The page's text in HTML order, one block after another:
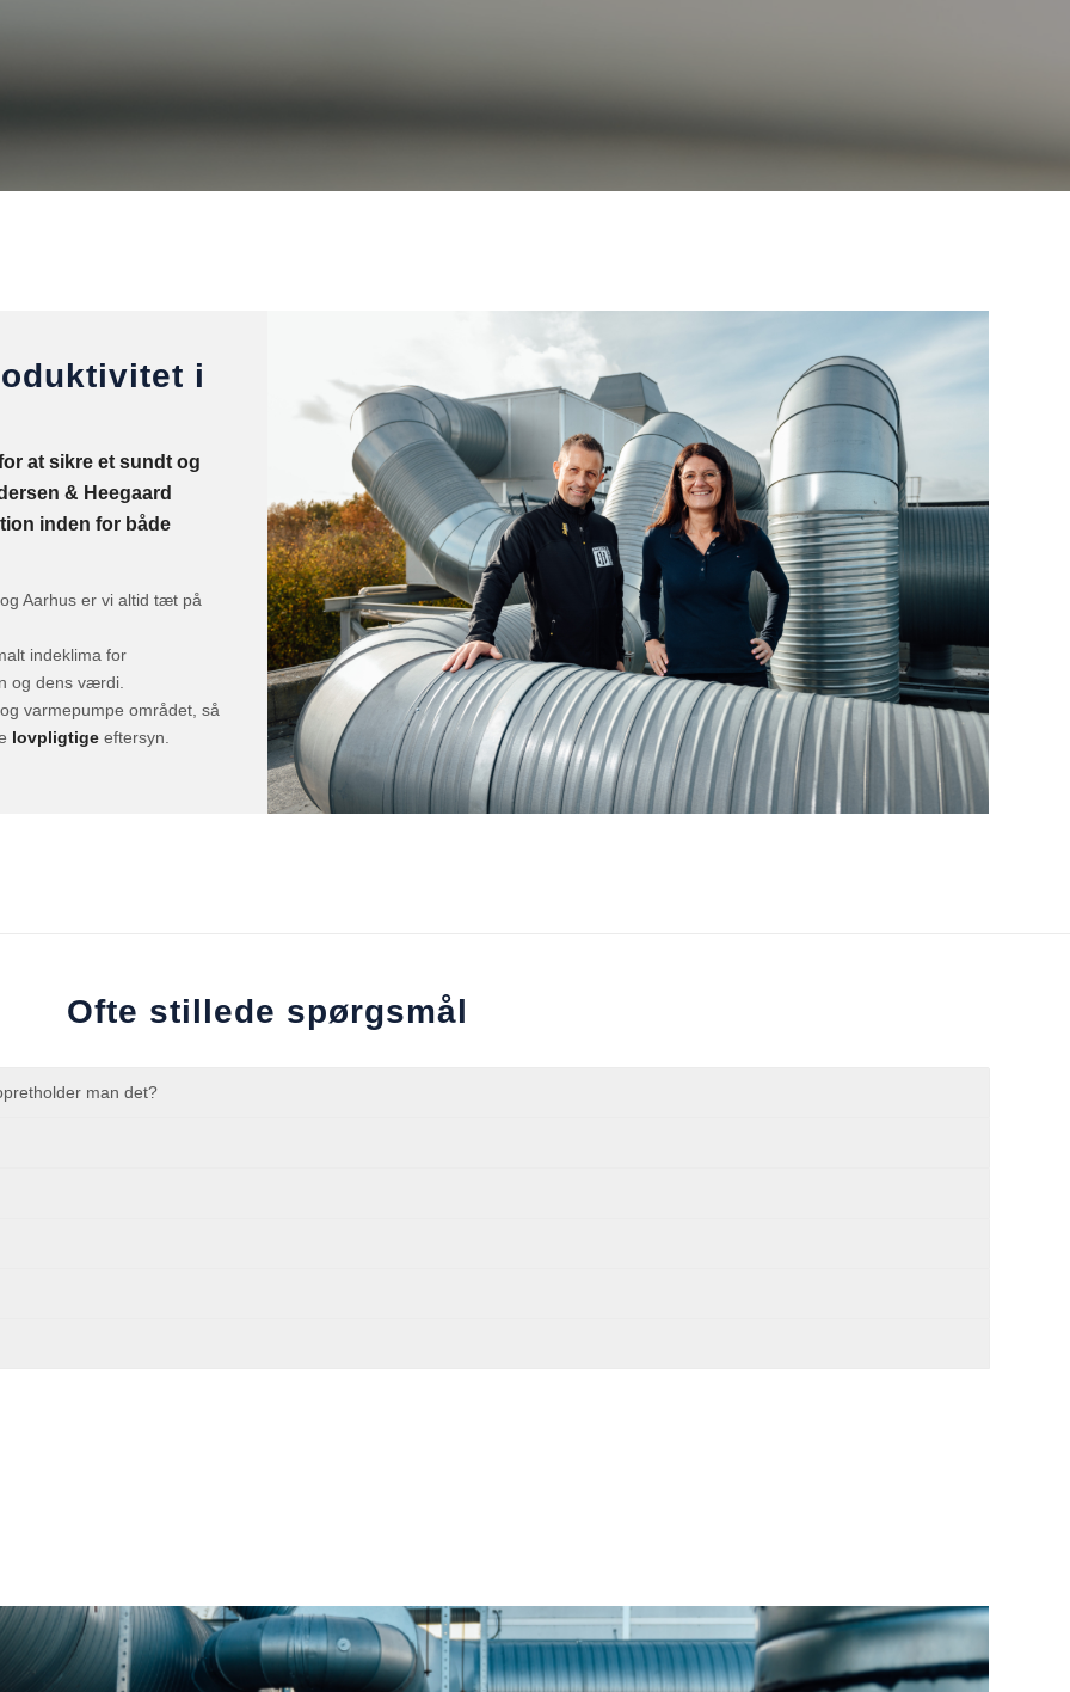
i
at sikre et sundt og
& Heegaard
inden for både
Aarhus er vi altid tæt på
indeklima for
og dens værdi.
varmepumpe området, så
lovpligtige eftersyn.
Ofte stillede spørgsmål
man det?